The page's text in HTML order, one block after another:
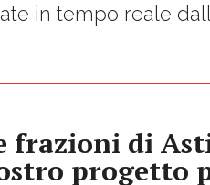
in tempo reale
frazioni di
progetto